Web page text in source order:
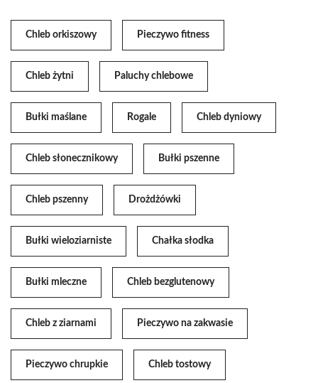
Chleb orkiszowy Pieczywo fitness
Chleb żytni Paluchy chlebowe
Bułki maślane Rogale Chleb dyniowy
Chleb słonecznikowy Bułki pszenne
Chleb pszenny Drożdżówki
Bułki wieloziarniste Chałka słodka
Bułki mleczne Chleb bezglutenowy
Chleb z ziarnami Pieczywo na zakwasie
Pieczywo chrupkie Chleb tostowy